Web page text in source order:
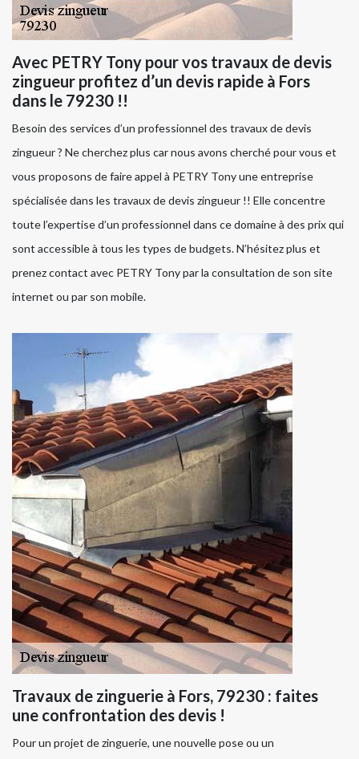
Avec PETRY Tony pour vos travaux de devis
zingueur profitez d’un devis rapide à Fors
dans le 79230 !!
Besoin des services d’un professionnel des travaux de devis
zingueur ? Ne cherchez plus car nous avons cherché pour vous et
vous proposons de faire appel à PETRY Tony une entreprise
spécialisée dans les travaux de devis zingueur !! Elle concentre
toute l’expertise d’un professionnel dans ce domaine à des prix qui
sont accessible à tous les types de budgets. N’hésitez plus et
prenez contact avec PETRY Tony par la consultation de son site
internet ou par son mobile.
Travaux de zinguerie à Fors, 79230 : faites
une confrontation des devis !
Pour un projet de zinguerie, une nouvelle pose ou un